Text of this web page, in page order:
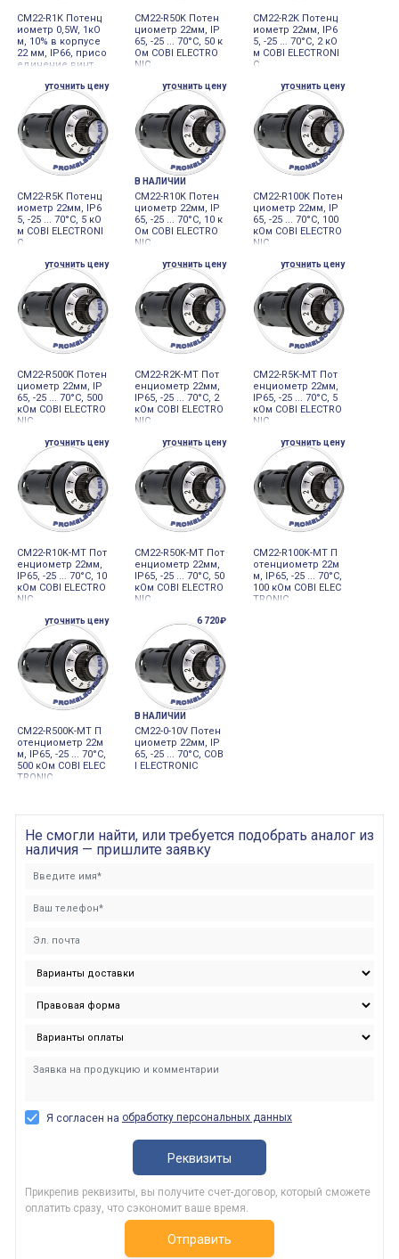
CM22-R1K Потенц
иометр 0,5W, 1кО
м, 10% в корпусе
22 мм, IP66, присо
единение винт
CM22-R50K Потен
циометр 22мм, IP
65, -25 ... 70°C, 50 к
Ом COBI ELECTRO
NIC
CM22-R2K Потенц
иометр 22мм, IP6
5, -25 ... 70°C, 2 кО
м COBI ELECTRONI
C
уточнить цену
CM22-R5K Потенц
иометр 22мм, IP6
5, -25 ... 70°C, 5 кО
м COBI ELECTRONI
C
уточнить цену
В НАЛИЧИИ
CM22-R10K Потен
циометр 22мм, IP
65, -25 ... 70°C, 10 к
Ом COBI ELECTRO
NIC
уточнить цену
CM22-R100K Потен
циометр 22мм, IP
65, -25 ... 70°C, 100
кОм COBI ELECTRO
NIC
уточнить цену
CM22-R500K Потен
циометр 22мм, IP
65, -25 ... 70°C, 500
кОм COBI ELECTRO
NIC
уточнить цену
CM22-R2K-MT Пот
енциометр 22мм,
IP65, -25 ... 70°C, 2
кОм COBI ELECTRO
NIC
уточнить цену
CM22-R5K-MT Пот
енциометр 22мм,
IP65, -25 ... 70°C, 5
кОм COBI ELECTRO
NIC
уточнить цену
CM22-R10K-MT Пот
енциометр 22мм,
IP65, -25 ... 70°C, 10
кОм COBI ELECTRO
NIC
уточнить цену
CM22-R50K-MT Пот
енциометр 22мм,
IP65, -25 ... 70°C, 50
кОм COBI ELECTRO
NIC
уточнить цену
CM22-R100K-MT П
отенциометр 22м
м, IP65, -25 ... 70°C,
100 кОм COBI ELEC
TRONIC
уточнить цену
CM22-R500K-MT П
отенциометр 22м
м, IP65, -25 ... 70°C,
500 кОм COBI ELEC
TRONIC
6 720₽
В НАЛИЧИИ
CM22-0-10V Потен
циометр 22мм, IP
65, -25 ... 70°C, COB
I ELECTRONIC
Не смогли найти, или требуется подобрать аналог из
наличия — пришлите заявку
Я согласен на обработку персональных данных
Реквизиты
Прикрепив реквизиты, вы получите счет-договор, который сможете
оплатить сразу, что сэкономит ваше время.
Отправить